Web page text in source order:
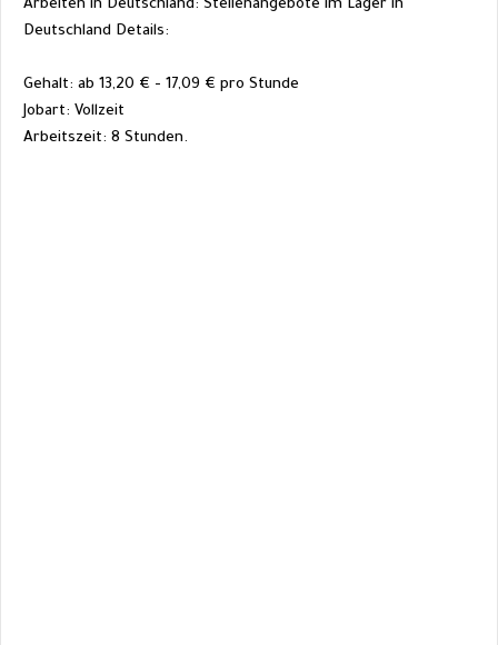
Deutschland Details:
Gehalt: ab 13,20 € - 17,09 € pro Stunde
Jobart: Vollzeit
Arbeitszeit: 8 Stunden.